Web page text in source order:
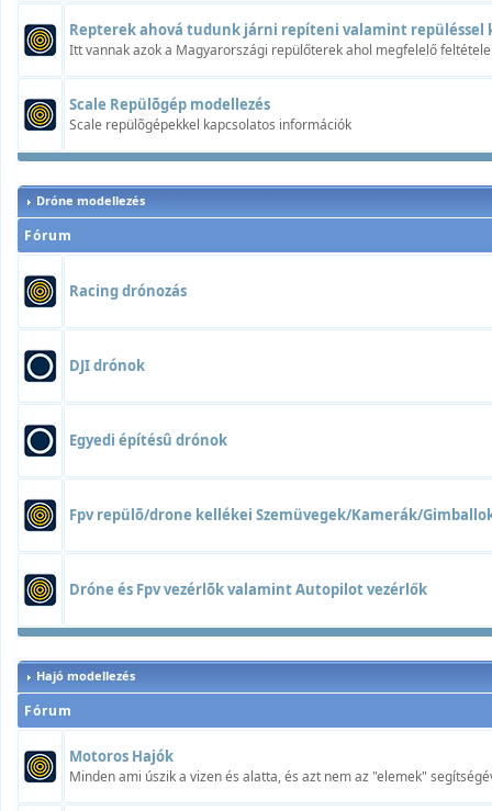
Repterek ahová tudunk járni repíteni valamint repüléssel
Itt vannak azok a Magyarországi repülőterek ahol megfelelő
Scale Repülõgép modellezés
Scale repülõgépekkel kapcsolatos információk
Dróne modellezés
Fórum
Racing drónozás
DJI drónok
Egyedi építésû drónok
Fpv repülõ/drone kellékei Szemüvegek/Kamerák/
Dróne és Fpv vezérlõk valamint Autopilot vezérlők
Hajó modellezés
Fórum
Motoros Hajók
Minden ami úszik a vizen és alatta, és azt nem az "elemek"